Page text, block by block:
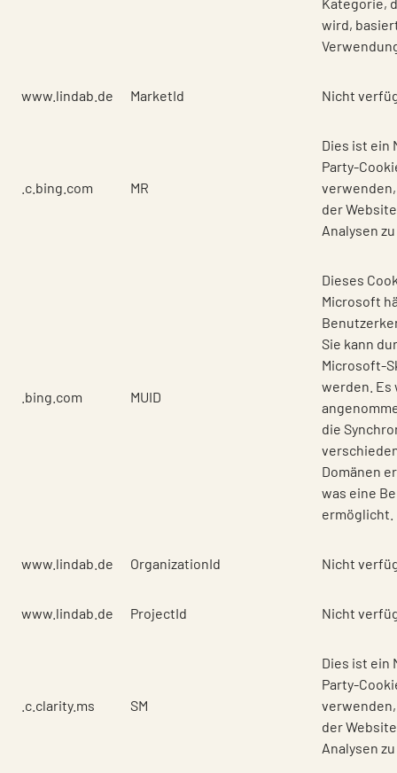
wird,
www.lindab.de MarketId Nicht
.c.bing.com MR
Dies ist ein
Party-
der
Analysen
.bing.com MUID
Dieses
Microsoft
Sie kann
Microsoft-
werden. Es
die
Domänen
was eine
ermöglicht.
www.lindab.de OrganizationId Nicht
www.lindab.de ProjectId Nicht
.c.clarity.ms SM
Dies ist ein
Party-
der
Analysen